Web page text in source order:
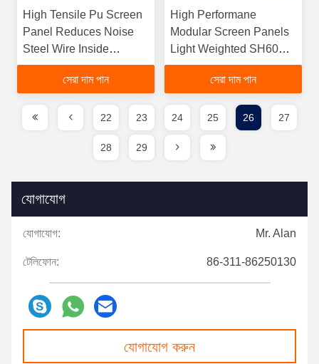
High Tensile Pu Screen
Panel Reduces Noise
Steel Wire Inside
ISO9001 Certification
সেরা দাম পান
High Performane
Modular Screen Panels
Light Weighted SH60A-
95A
সেরা দাম পান
22 23 24 25 26 27
28 29
যোগাযোগ
যোগাযোগ: Mr. Alan
টেলিফোন: 86-311-86250130
যোগাযোগ করুন